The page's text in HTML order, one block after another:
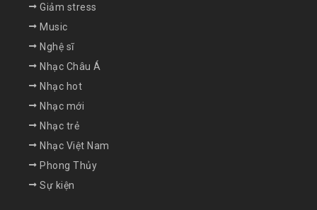
Giảm stress
Music
Nghệ sĩ
Nhạc Châu Á
Nhạc hot
Nhạc mới
Nhạc trẻ
Nhạc Việt Nam
Phong Thủy
Sự kiện